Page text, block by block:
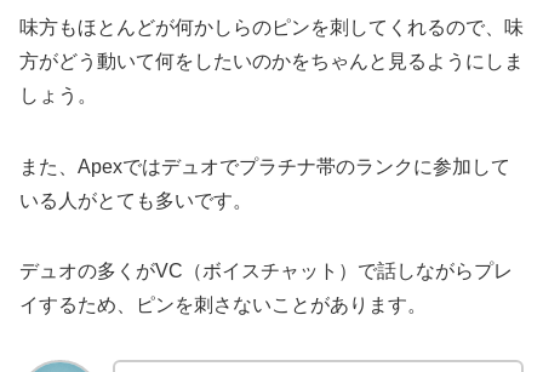
味方もほとんどが何かしらのピンを刺してくれるので、味
方がどう動いて何をしたいのかをちゃんと見るようにしま
しょう。
また、Apexではデュオでプラチナ帯のランクに参加して
いる人がとても多いです。
デュオの多くがVC（ボイスチャット）で話しながらプレ
イするため、ピンを刺さないことがあります。